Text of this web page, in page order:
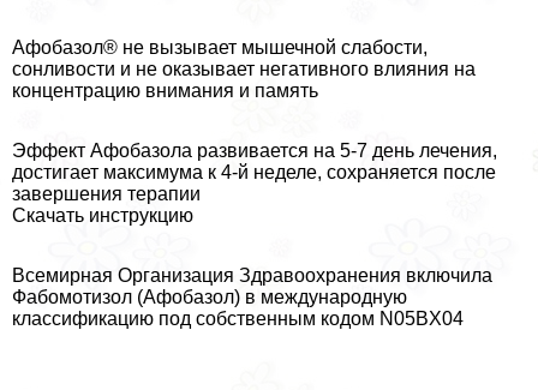
Афобазол® не вызывает мышечной слабости,
сонливости и не оказывает негативного влияния на
концентрацию внимания и память
Эффект Афобазола развивается на 5-7 день лечения,
достигает максимума к 4-й неделе, сохраняется после
завершения терапии
Скачать инструкцию
Всемирная Организация Здравоохранения включила
Фабомотизол (Афобазол) в международную
классификацию под собственным кодом N05BX04